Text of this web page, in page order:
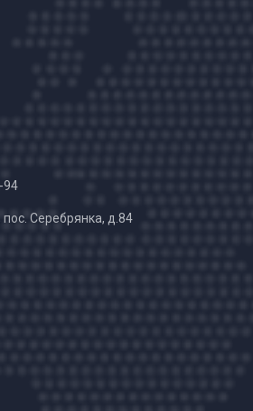
94
Серебрянка, д.84